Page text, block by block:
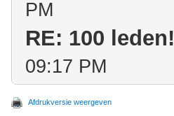
PM
RE: 100 leden!
09:17 PM
Afdrukversie weergeven